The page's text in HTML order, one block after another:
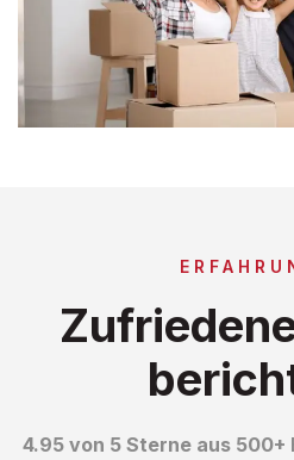
4.95 von 5 Sterne aus 500+